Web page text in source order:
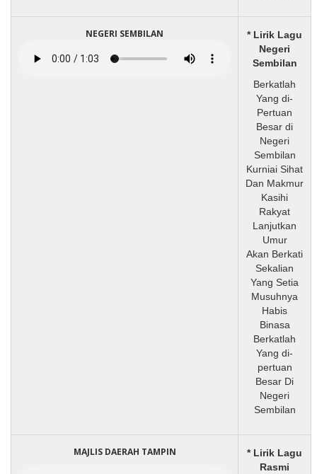
NEGERI SEMBILAN
* Lirik Lagu
Negeri
Sembilan
Berkatlah
Yang di-
Pertuan
Besar di
Negeri
Sembilan
Kurniai Sihat
Dan Makmur
Kasihi
Rakyat
Lanjutkan
Umur
Akan Berkati
Sekalian
Yang Setia
Musuhnya
Habis
Binasa
Berkatlah
Yang di-
pertuan
Besar Di
Negeri
Sembilan
MAJLIS DAERAH TAMPIN
* Lirik Lagu
Rasmi